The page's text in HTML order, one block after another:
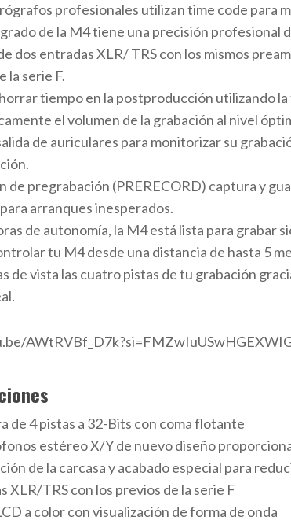
profesionales utilizan time code para
de la M4 tiene una precisión profesional
dos entradas XLR/ TRS con los mismos
la serie F.
tiempo en la postproducción utilizando
el volumen de la grabación al nivel
de auriculares para monitorizar su
de pregrabación (PRERECORD) captura y
arranques inesperados.
de autonomía, la M4 está lista para grabar
tu M4 desde una distancia de hasta 5
de vista las cuatro pistas de tu grabación
de 4 pistas a 32-Bits con coma flotante
estéreo X/Y de nuevo diseño
de la carcasa y acabado especial para
XLR/TRS con los previos de la serie F
a color con visualización de forma de onda